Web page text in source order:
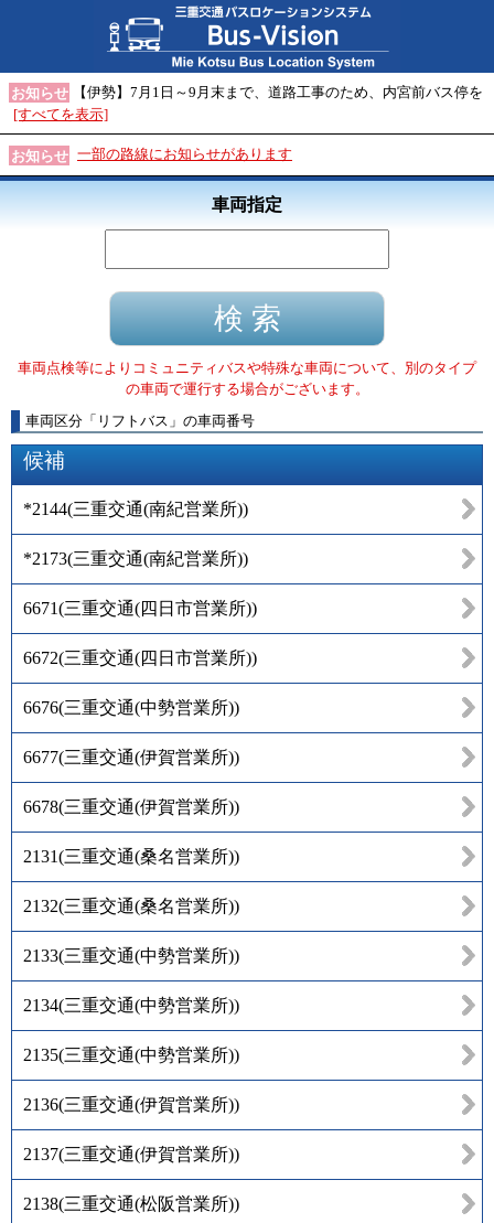
お知らせ
【伊勢】7月1日～9月末まで、道路工事のため、内宮前バス停を
[すべてを表示]
お知らせ 一部の路線にお知らせがあります
車両指定
車両点検等によりコミュニティバスや特殊な車両について、別のタイプ
の車両で運行する場合がございます。
車両区分 「 リフトバス 」 の車両番号
候補
*2144(三重交通(南紀営業所))
*2173(三重交通(南紀営業所))
6671(三重交通(四日市営業所))
6672(三重交通(四日市営業所))
6676(三重交通(中勢営業所))
6677(三重交通(伊賀営業所))
6678(三重交通(伊賀営業所))
2131(三重交通(桑名営業所))
2132(三重交通(桑名営業所))
2133(三重交通(中勢営業所))
2134(三重交通(中勢営業所))
2135(三重交通(中勢営業所))
2136(三重交通(伊賀営業所))
2137(三重交通(伊賀営業所))
2138(三重交通(松阪営業所))